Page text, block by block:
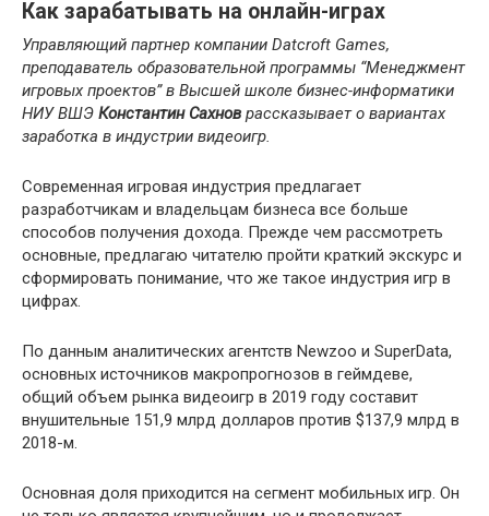
Как зарабатывать на онлайн-играх
Управляющий партнер компании Datcroft Games,
преподаватель образовательной программы “Менеджмент
игровых проектов” в Высшей школе бизнес-информатики
НИУ ВШЭ Константин Сахноврассказывает о вариантах
заработка в индустрии видеоигр.
Современная игровая индустрия предлагает
разработчикам и владельцам бизнеса все больше
способов получения дохода. Прежде чем рассмотреть
основные, предлагаю читателю пройти краткий экскурс и
сформировать понимание, что же такое индустрия игр в
цифрах.
По данным аналитических агентств Newzoo и SuperData,
основных источников макропрогнозов в геймдеве,
общий объем рынка видеоигр в 2019 году составит
внушительные 151,9 млрд долларов против $137,9 млрд в
2018-м.
Основная доля приходится на сегмент мобильных игр. Он